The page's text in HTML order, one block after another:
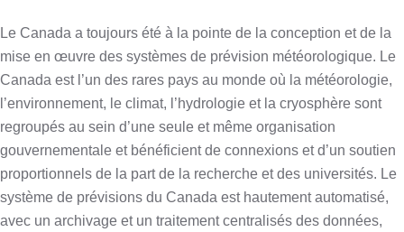
Le Canada a toujours été à la pointe de la conception et de la
mise en œuvre des systèmes de prévision météorologique. Le
Canada est l’un des rares pays au monde où la météorologie,
l’environnement, le climat, l’hydrologie et la cryosphère sont
regroupés au sein d’une seule et même organisation
gouvernementale et bénéficient de connexions et d’un soutien
proportionnels de la part de la recherche et des universités. Le
système de prévisions du Canada est hautement automatisé,
avec un archivage et un traitement centralisés des données,